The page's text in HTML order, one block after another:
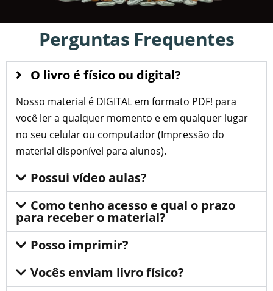
Perguntas Frequentes
O livro é físico ou digital?
Nosso material é DIGITAL em formato PDF! para
você ler a qualquer momento e em qualquer lugar
no seu celular ou computador (Impressão do
material disponível para alunos).
Possui vídeo aulas?
Como tenho acesso e qual o prazo
para receber o material?
Posso imprimir?
Vocês enviam livro físico?